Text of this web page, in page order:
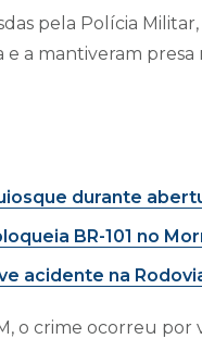
pela Polícia
e a mantiveram
durante
BR-101 no
acidente na
o crime ocorreu por